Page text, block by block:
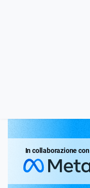
In collaborazione con